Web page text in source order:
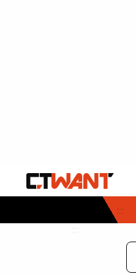
:::
社會首頁
時事